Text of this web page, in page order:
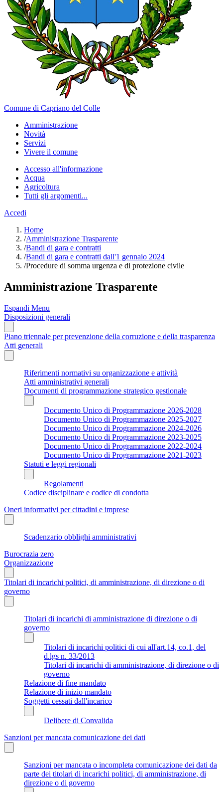
Comune di Capriano del Colle
Amministrazione
Novità
Servizi
Vivere il comune
Accesso all'informazione
Acqua
Agricoltura
Tutti gli argomenti...
Accedi
Home
/Amministrazione Trasparente
/Bandi di gara e contratti
/Bandi di gara e contratti dall'1 gennaio 2024
/Procedure di somma urgenza e di protezione civile
Amministrazione Trasparente
Espandi Menu
Disposizioni generali
Piano triennale per prevenzione della corruzione e della trasparenza
Atti generali
Riferimenti normativi su organizzazione e attività
Atti amministrativi generali
Documenti di programmazione strategico gestionale
Documento Unico di Programmazione 2026-2028
Documento Unico di Programmazione 2025-2027
Documento Unico di Programmazione 2024-2026
Documento Unico di Programmazione 2023-2025
Documento Unico di Programmazione 2022-2024
Documento Unico di Programmazione 2021-2023
Statuti e leggi regionali
Regolamenti
Codice disciplinare e codice di condotta
Oneri informativi per cittadini e imprese
Scadenzario obblighi amministrativi
Burocrazia zero
Organizzazione
Titolari di incarichi politici, di amministrazione, di direzione o di
governo
Titolari di incarichi di amministrazione di direzione o di
governo
Titolari di incarichi politici di cui all'art.14, co.1, del
d.lgs n. 33/2013
Titolari di incarichi di amministrazione, di direzione o di
governo
Relazione di fine mandato
Relazione di inizio mandato
Soggetti cessati dall'incarico
Delibere di Convalida
Sanzioni per mancata comunicazione dei dati
Sanzioni per mancata o incompleta comunicazione dei dati da
parte dei titolari di incarichi politici, di amministrazione, di
direzione o di governo